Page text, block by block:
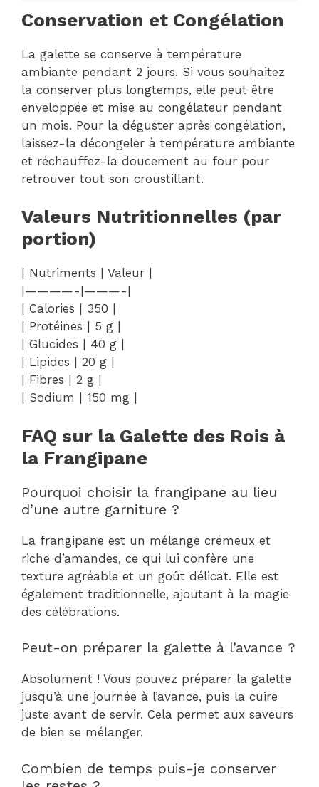
Conservation et Congélation
La galette se conserve à température
ambiante pendant 2 jours. Si vous souhaitez
la conserver plus longtemps, elle peut être
enveloppée et mise au congélateur pendant
un mois. Pour la déguster après congélation,
laissez-la décongeler à température ambiante
et réchauffez-la doucement au four pour
retrouver tout son croustillant.
Valeurs Nutritionnelles (par
portion)
| Nutriments | Valeur |
|————-|———-|
| Calories | 350 |
| Protéines | 5 g |
| Glucides | 40 g |
| Lipides | 20 g |
| Fibres | 2 g |
| Sodium | 150 mg |
FAQ sur la Galette des Rois à
la Frangipane
Pourquoi choisir la frangipane au lieu
d’une autre garniture ?
La frangipane est un mélange crémeux et
riche d’amandes, ce qui lui confère une
texture agréable et un goût délicat. Elle est
également traditionnelle, ajoutant à la magie
des célébrations.
Peut-on préparer la galette à l’avance ?
Absolument ! Vous pouvez préparer la galette
jusqu’à une journée à l’avance, puis la cuire
juste avant de servir. Cela permet aux saveurs
de bien se mélanger.
Combien de temps puis-je conserver